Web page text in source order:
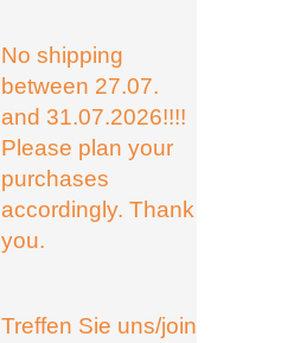
No shipping
between 27.07.
and 31.07.2026!!!!
Please plan your
purchases
accordingly. Thank
you.
Treffen Sie uns/join